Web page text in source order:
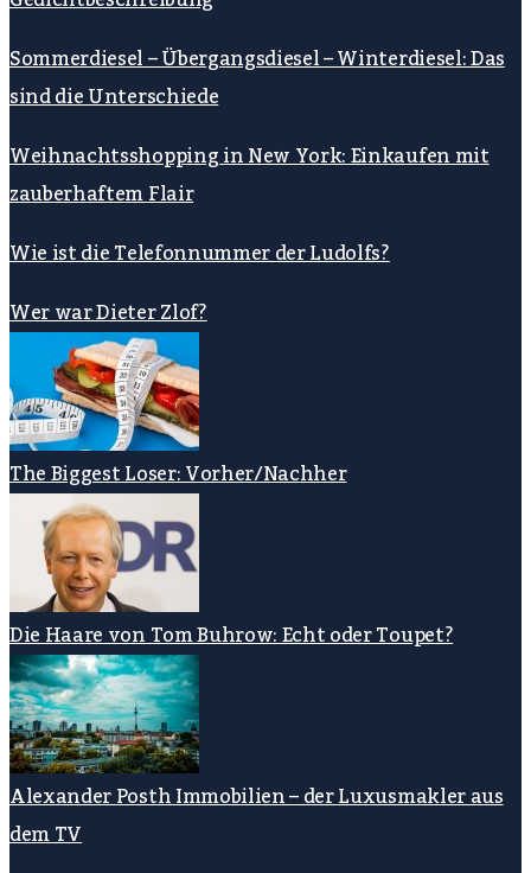
Sommerdiesel – Übergangsdiesel – Winterdiesel: Das
sind die Unterschiede
Weihnachtsshopping in New York: Einkaufen mit
zauberhaftem Flair
Wie ist die Telefonnummer der Ludolfs?
Wer war Dieter Zlof?
The Biggest Loser: Vorher/Nachher
Die Haare von Tom Buhrow: Echt oder Toupet?
Alexander Posth Immobilien – der Luxusmakler aus
dem TV